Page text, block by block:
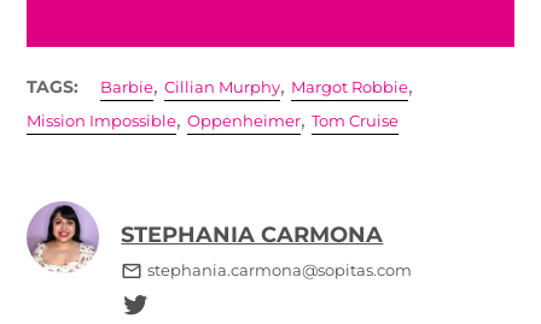
TAGS: Barbie,Cillian Murphy, Margot Robbie,
Mission Impossible,Oppenheimer,Tom Cruise
STEPHANIA CARMONA
stephania.carmona@sopitas.com